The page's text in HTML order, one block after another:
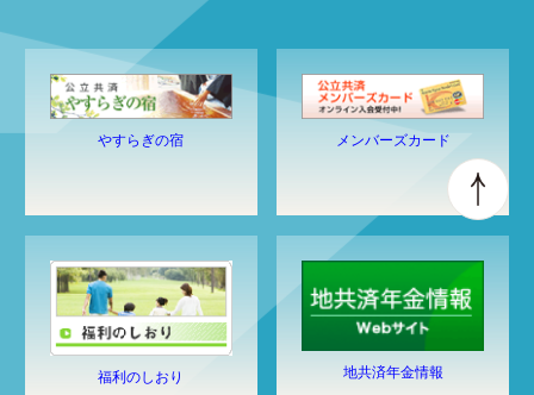
やすらぎの宿 メンバーズカード
福利のしおり 地共済年金情報